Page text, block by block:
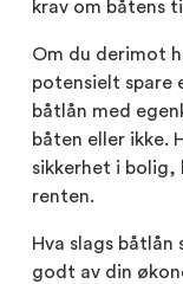
krav om båtens
Om du derimot
potensielt spare
båtlån med
båten eller ikke.
sikkerhet i bolig,
renten.
Hva slags
godt av din